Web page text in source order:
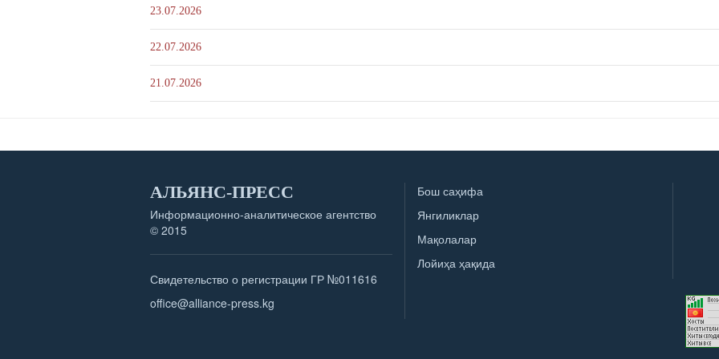
23.07.2026
22.07.2026
21.07.2026
АЛЬЯНС-ПРЕСС
Информационно-аналитическое агентство
© 2015
Свидетельство о регистрации ГР №011616
office@alliance-press.kg
Бош саҳифа
Янгиликлар
Мақолалар
Лойиҳа ҳақида